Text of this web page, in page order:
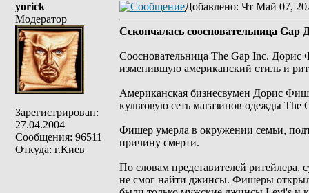
yorick
Модератор
Зарегистрирован:
27.04.2004
Сообщения: 96511
Откуда: г.Киев
Добавлено: Чт Май 07,
Сскончалась cоосновательница
Соосновательница The Gap Inc. Дорис
изменившую американский стиль и
Американская бизнесвумен Дорис
культовую сеть магазинов одежды The
Фишер умерла в окружении семьи,
причину смерти.
По словам представителей
не смог найти джинсы. Фишеры